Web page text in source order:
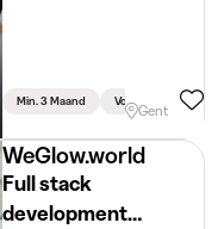
Min. 3 Maand Voltijds
Gent
WeGlow.world
Full stack
development